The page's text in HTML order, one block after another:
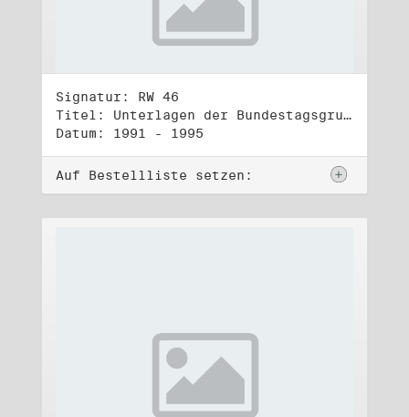
Signatur: RW 46
Titel: Unterlagen der Bundestagsgruppe und -fraktion Bündnis 90/Die Grünen (2)
Datum: 1991 - 1995
Auf Bestellliste setzen: